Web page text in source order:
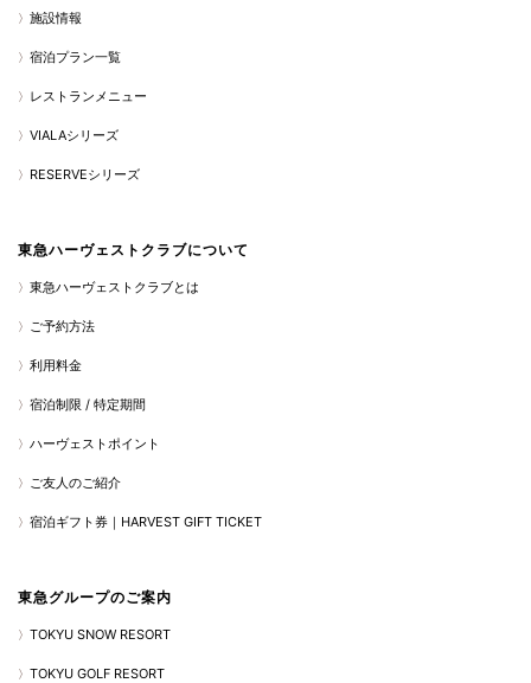
施設情報
宿泊プラン一覧
レストランメニュー
VIALAシリーズ
RESERVEシリーズ
東急ハーヴェストクラブについて
東急ハーヴェストクラブとは
ご予約方法
利用料金
宿泊制限 / 特定期間
ハーヴェストポイント
ご友人のご紹介
宿泊ギフト券｜HARVEST GIFT TICKET
東急グループのご案内
TOKYU SNOW RESORT
TOKYU GOLF RESORT